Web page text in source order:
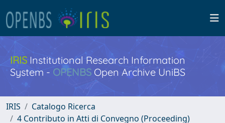
IRISInstitutional Research Information
System - OPENBS Open Archive UniBS
IRIS
Catalogo Ricerca
4 Contributo in Atti di Convegno (Proceeding)